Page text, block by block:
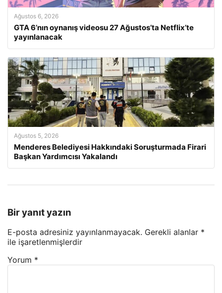
Ağustos 6, 2026
GTA 6’nın oynanış videosu 27 Ağustos’ta Netflix’te
yayınlanacak
Ağustos 5, 2026
Menderes Belediyesi Hakkındaki Soruşturmada Firari
Başkan Yardımcısı Yakalandı
Bir yanıt yazın
E-posta adresiniz yayınlanmayacak. Gerekli alanlar *
ile işaretlenmişlerdir
Yorum *